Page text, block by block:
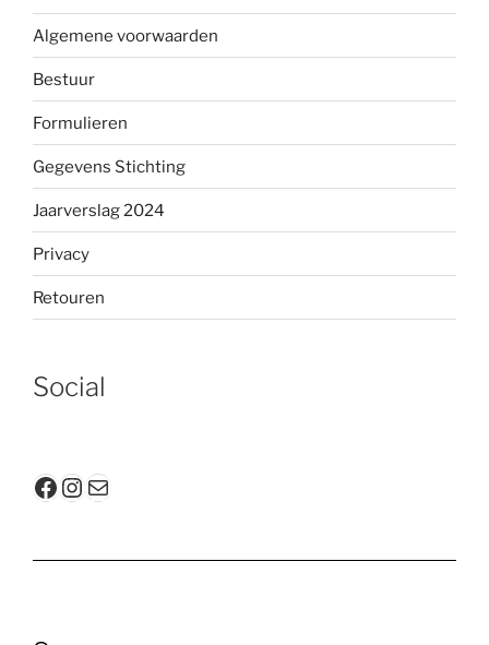
Algemene voorwaarden
Bestuur
Formulieren
Gegevens Stichting
Jaarverslag 2024
Privacy
Retouren
Social
Facebook
Instagram
E-mail